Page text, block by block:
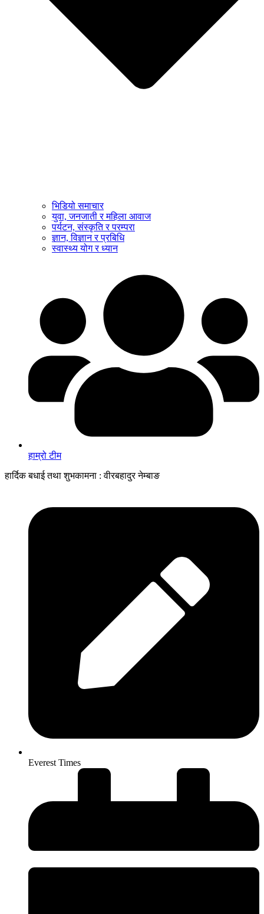
भिडियो समाचार
युवा, जनजाती र महिला आवाज
पर्यटन, संस्कृति र परम्परा
ज्ञान, विज्ञान र प्रबिधि
स्वास्थ्य योग र ध्यान
हाम्रो टीम
हार्दिक बधाई तथा शुभकामना : वीरबहादुर नेम्बाङ
Everest Times